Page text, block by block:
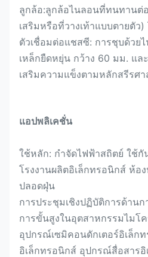
ลูกล้อ:ลูกล้อไนลอนที่ทนทานต่
เสริมหรือที่วางเท้าแบบตายตัว
ตัวเชื่อมต่อแชสซี: การชุบด้วย
เหล็กยืดหยุ่น กว้าง 60 มม. แ
เสริมความแข็งตามหลักสรีรศา
แอปพลิเคชั่น
ใช้หลัก: กำจัดไฟฟ้าสถิตย์ ใช้กั
โรงงานผลิตอิเล็กทรอนิกส์ ห้อ
ปลอดฝุ่น
การประชุมเชิงปฏิบัติการด้าน
การขั้นสูงในอุตสาหกรรมไมโ
อุปกรณ์เซมิคอนดักเตอร์อิเล็ก
อิเล็กทรอนิกส์ อุปกรณ์สื่อสารอิ